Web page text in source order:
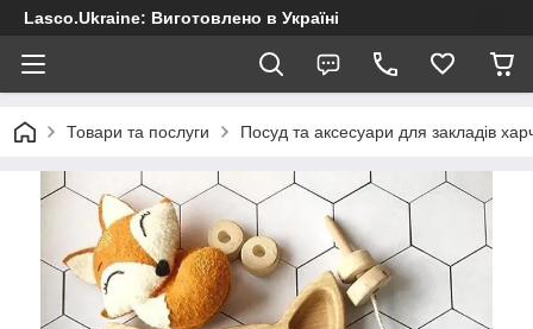
Lasco.Ukraine: Виготовлено в Україні
Товари та послуги Посуд та аксесуари для закладів